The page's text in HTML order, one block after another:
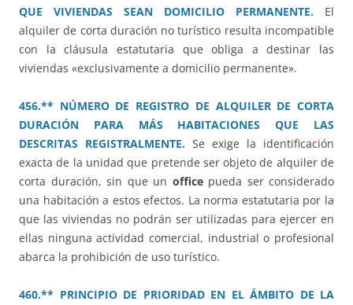
QUE VIVIENDAS SEAN DOMICILIO PERMANENTE. El
alquiler de corta duración no turístico resulta incompatible
con la cláusula estatutaria que obliga a destinar las
viviendas «exclusivamente a domicilio permanente».
456.** NÚMERO DE REGISTRO DE ALQUILER DE CORTA
DURACIÓN PARA MÁS HABITACIONES QUE LAS
DESCRITAS REGISTRALMENTE. Se exige la identificación
exacta de la unidad que pretende ser objeto de alquiler de
corta duración, sin que un officepueda ser considerado
una habitación a estos efectos. La norma estatutaria por la
que las viviendas no podrán ser utilizadas para ejercer en
ellas ninguna actividad comercial, industrial o profesional
abarca la prohibición de uso turístico.
460.** PRINCIPIO DE PRIORIDAD EN EL ÁMBITO DE LA